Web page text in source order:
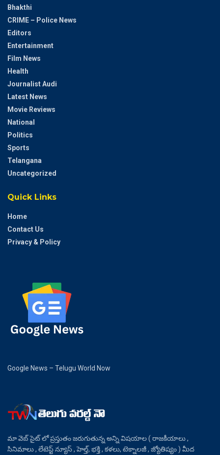
Bhakthi
CRIME – Police News
Editors
Entertainment
Film News
Health
Journalist Audi
Latest News
Movie Reviews
National
Politics
Sports
Telangana
Uncategorized
Quick Links
Home
Contact Us
Privacy & Policy
Google News – Telugu World Now
మా వెబ్ సైట్ లో ప్రస్తుతం జరుగుతున్న అన్ని విషయాల ( రాజకీయాలు ,
సినిమాలు , లేటెస్ట్ న్యూస్ , హెల్త్, భక్తి , కళలు, టెక్నాలజీ , జ్యోతిష్యం ) మీద